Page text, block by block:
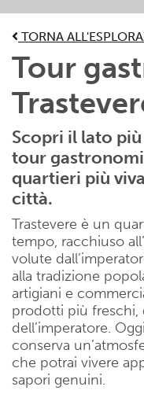
Attività preferite
TORNA
Tour
Scopri il lato
tour
quartieri più
città.
Trastevere è un
tempo, racchiuso
volute
alla tradizione
artigiani e
prodotti più freschi,
dell’imperatore.
conserva
che potrai vivere
sapori genuini.